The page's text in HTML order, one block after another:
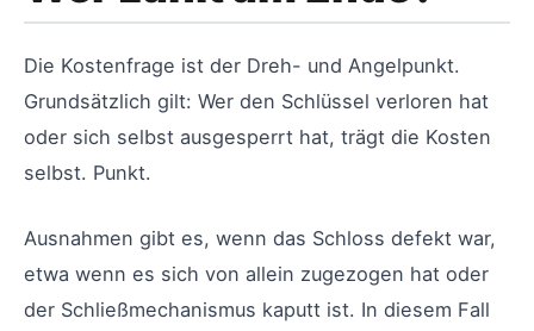
Die Kostenfrage ist der Dreh- und Angelpunkt.
Grundsätzlich gilt: Wer den Schlüssel verloren hat
oder sich selbst ausgesperrt hat, trägt die Kosten
selbst. Punkt.
Ausnahmen gibt es, wenn das Schloss defekt war,
etwa wenn es sich von allein zugezogen hat oder
der Schließmechanismus kaputt ist. In diesem Fall